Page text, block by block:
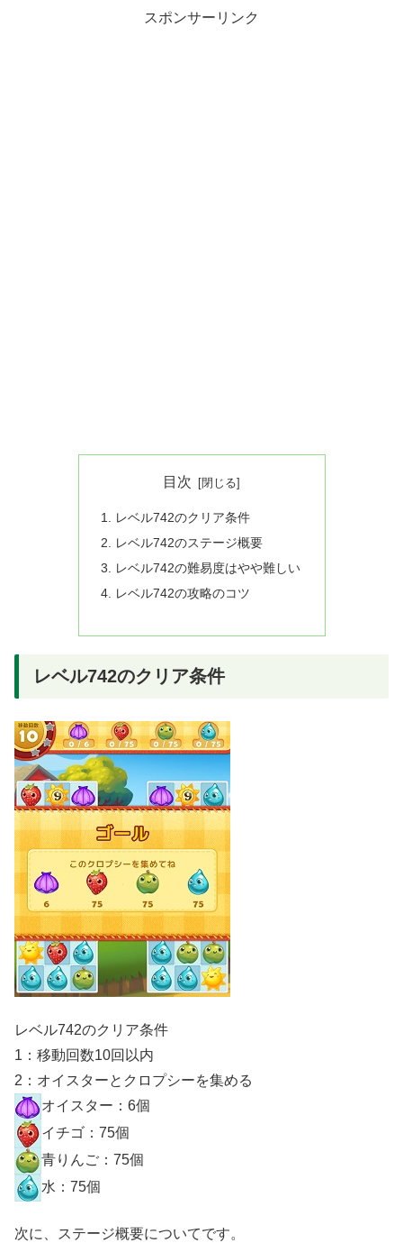
スポンサーリンク
目次
レベル742のクリア条件
レベル742のステージ概要
レベル742の難易度はやや難しい
レベル742の攻略のコツ
レベル742のクリア条件
レベル742のクリア条件
1：移動回数10回以内
2：オイスターとクロプシーを集める
オイスター：6個
イチゴ：75個
青りんご：75個
水：75個
次に、ステージ概要についてです。